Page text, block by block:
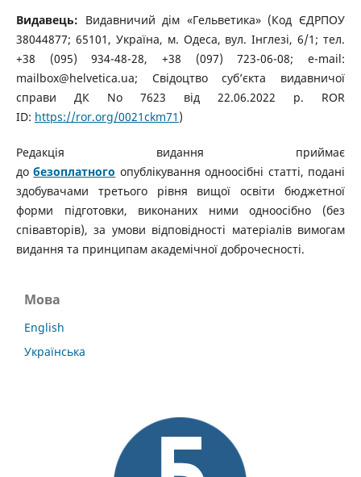
Видавець: Видавничий дім «Гельветика» (Код ЄДРПОУ
38044877; 65101, Україна, м. Одеса, вул. Інглезі, 6/1; тел.
+38 (095) 934-48-28, +38 (097) 723-06-08; e-mail:
mailbox@helvetica.ua; Свідоцтво суб’єкта видавничої
справи ДК No 7623 від 22.06.2022 р. ROR
ID: https://ror.org/0021ckm71 )
Редакція видання приймає
добезоплатного опублікування одноосібні статті, подані
здобувачами третього рівня вищої освіти бюджетної
форми підготовки, виконаних ними одноосібно (без
співавторів), за умови відповідності матеріалів вимогам
видання та принципам академічної доброчесності.
Мова
English
Українська